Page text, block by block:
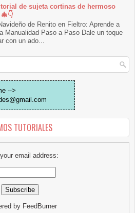
de sujeta cortinas de hermoso
de Renito en Fieltro: Aprende a
Manualidad Paso a Paso Dale un toque
con un ado...
-->
TUTORIALES
email address:
by FeedBurner